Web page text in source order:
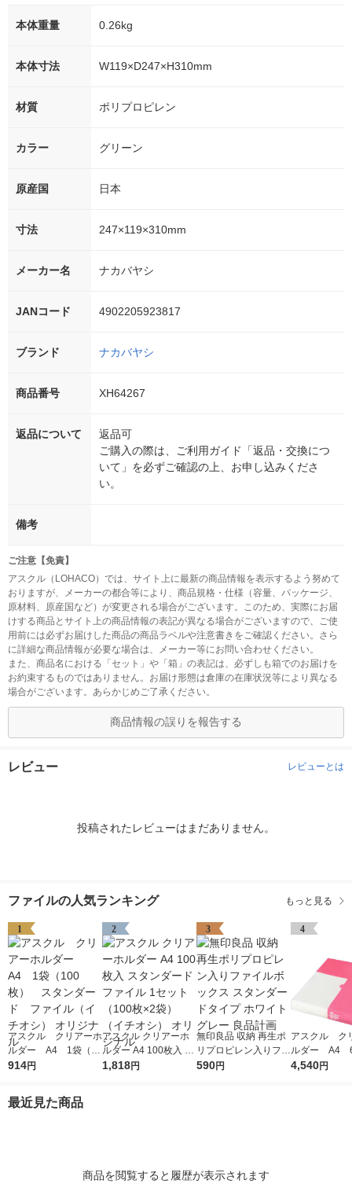
本体重量 0.26kg
本体寸法 W119×D247×H310mm
材質 ポリプロピレン
カラー グリーン
原産国 日本
寸法 247×119×310mm
メーカー名 ナカバヤシ
JANコード 4902205923817
ブランド ナカバヤシ
商品番号 XH64267
返品について
返品可
ご購入の際は、ご利用ガイド「返品・交換につ
いて」を必ずご確認の上、お申し込みくださ
い。
備考
ご注意【免責】
アスクル（LOHACO）では、サイト上に最新の商品情報を表示するよう努めて
おりますが、メーカーの都合等により、商品規格・仕様（容量、パッケージ、
原材料、原産国など）が変更される場合がございます。このため、実際にお届
けする商品とサイト上の商品情報の表記が異なる場合がございますので、ご使
用前には必ずお届けした商品の商品ラベルや注意書きをご確認ください。さら
に詳細な商品情報が必要な場合は、メーカー等にお問い合わせください。
また、商品名における「セット」や「箱」の表記は、必ずしも箱でのお届けを
お約束するものではありません。お届け形態は倉庫の在庫状況等により異なる
場合がございます。あらかじめご了承ください。
商品情報の誤りを報告する
レビュー レビューとは
投稿されたレビューはまだありません。
ファイルの人気ランキング もっと見る
1
アスクル クリアーホ
ルダー A4 1袋（10
0枚） スタンダー
914円
2
アスクル クリアーホ
ルダー A4 100枚入 ス
タンダード ファイル
1,818円
3
無印良品 収納 再生ポ
リプロピレン入りファ
イルボックス スタン
590円
4
アスクル ク
ルダー A4
エコノミー
4,540円
最近見た商品
商品を閲覧すると履歴が表示されます